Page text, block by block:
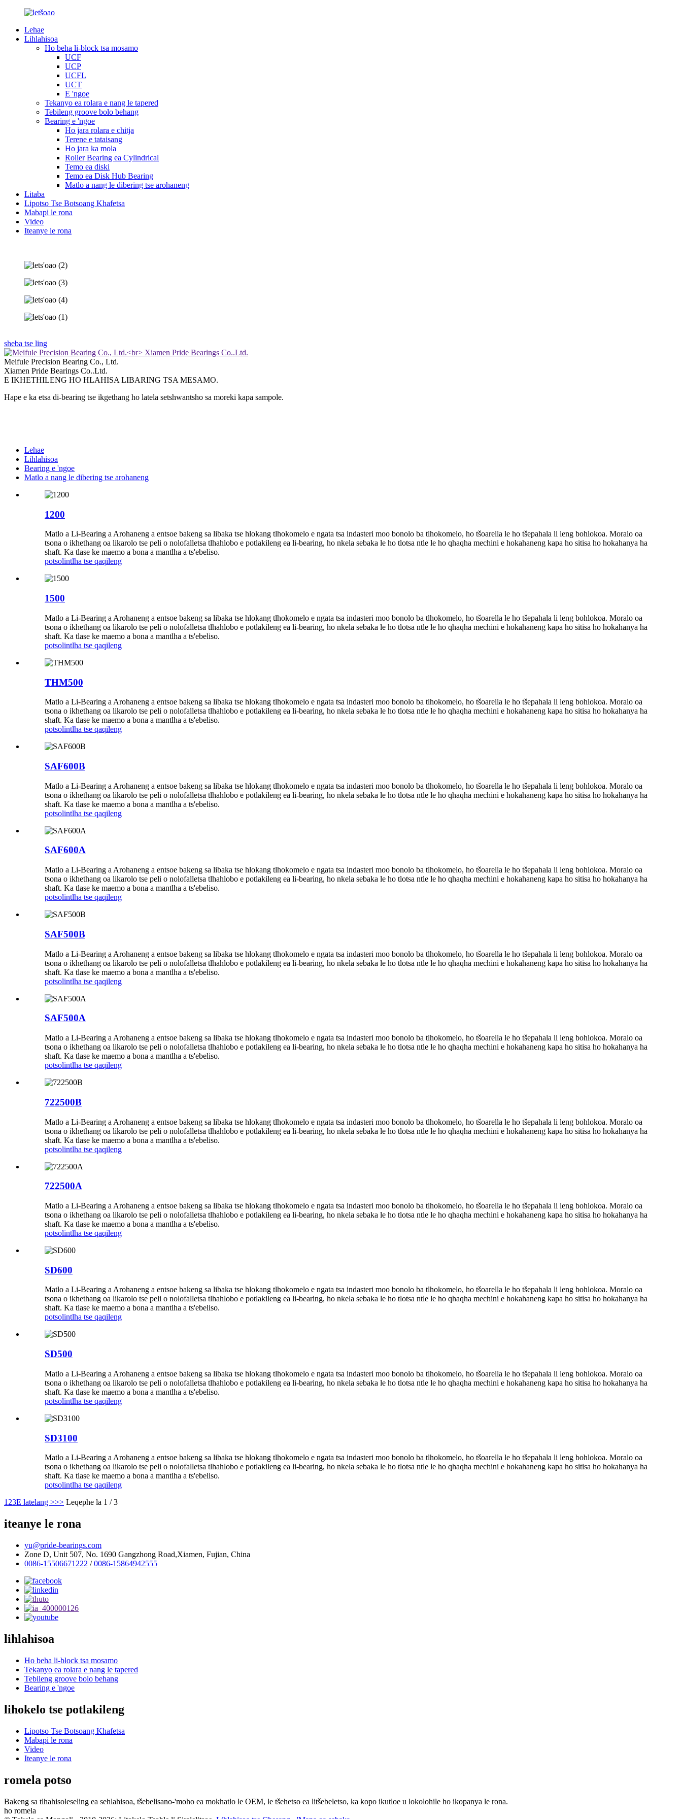
Lehae
Lihlahisoa
Ho beha li-block tsa mosamo
UCF
UCP
UCFL
UCT
E 'ngoe
Tekanyo ea rolara e nang le tapered
Tebileng groove bolo behang
Bearing e 'ngoe
Ho jara rolara e chitja
Terene e tataisang
Ho jara ka mola
Roller Bearing ea Cylindrical
Temo ea diski
Temo ea Disk Hub Bearing
Matlo a nang le dibering tse arohaneng
Litaba
Lipotso Tse Botsoang Khafetsa
Mabapi le rona
Video
Iteanye le rona
sheba tse ling
Meifule Precision Bearing Co., Ltd.
Xiamen Pride Bearings Co..Ltd.
E IKHETHILENG HO HLAHISA LIBARING TSA MESAMO.
Hape e ka etsa di-bearing tse ikgethang ho latela setshwantsho sa moreki kapa sampole.
Lehae
Lihlahisoa
Bearing e 'ngoe
Matlo a nang le dibering tse arohaneng
1200
Matlo a Li-Bearing a Arohaneng a entsoe bakeng sa libaka tse hlokang tlhokomelo e ngata tsa indasteri moo bonolo ba tlhokomelo, ho tšoarella le ho tšepahala li leng bohlokoa. Moralo oa
tsona o ikhethang oa likarolo tse peli o nolofalletsa tlhahlobo e potlakileng ea li-bearing, ho nkela sebaka le ho tlotsa ntle le ho qhaqha mechini e hokahaneng kapa ho sitisa ho hokahanya ha
shaft. Ka tlase ke maemo a bona a mantlha a ts'ebeliso.
potsolintlha tse qaqileng
1500
Matlo a Li-Bearing a Arohaneng a entsoe bakeng sa libaka tse hlokang tlhokomelo e ngata tsa indasteri moo bonolo ba tlhokomelo, ho tšoarella le ho tšepahala li leng bohlokoa. Moralo oa
tsona o ikhethang oa likarolo tse peli o nolofalletsa tlhahlobo e potlakileng ea li-bearing, ho nkela sebaka le ho tlotsa ntle le ho qhaqha mechini e hokahaneng kapa ho sitisa ho hokahanya ha
shaft. Ka tlase ke maemo a bona a mantlha a ts'ebeliso.
potsolintlha tse qaqileng
THM500
Matlo a Li-Bearing a Arohaneng a entsoe bakeng sa libaka tse hlokang tlhokomelo e ngata tsa indasteri moo bonolo ba tlhokomelo, ho tšoarella le ho tšepahala li leng bohlokoa. Moralo oa
tsona o ikhethang oa likarolo tse peli o nolofalletsa tlhahlobo e potlakileng ea li-bearing, ho nkela sebaka le ho tlotsa ntle le ho qhaqha mechini e hokahaneng kapa ho sitisa ho hokahanya ha
shaft. Ka tlase ke maemo a bona a mantlha a ts'ebeliso.
potsolintlha tse qaqileng
SAF600B
Matlo a Li-Bearing a Arohaneng a entsoe bakeng sa libaka tse hlokang tlhokomelo e ngata tsa indasteri moo bonolo ba tlhokomelo, ho tšoarella le ho tšepahala li leng bohlokoa. Moralo oa
tsona o ikhethang oa likarolo tse peli o nolofalletsa tlhahlobo e potlakileng ea li-bearing, ho nkela sebaka le ho tlotsa ntle le ho qhaqha mechini e hokahaneng kapa ho sitisa ho hokahanya ha
shaft. Ka tlase ke maemo a bona a mantlha a ts'ebeliso.
potsolintlha tse qaqileng
SAF600A
Matlo a Li-Bearing a Arohaneng a entsoe bakeng sa libaka tse hlokang tlhokomelo e ngata tsa indasteri moo bonolo ba tlhokomelo, ho tšoarella le ho tšepahala li leng bohlokoa. Moralo oa
tsona o ikhethang oa likarolo tse peli o nolofalletsa tlhahlobo e potlakileng ea li-bearing, ho nkela sebaka le ho tlotsa ntle le ho qhaqha mechini e hokahaneng kapa ho sitisa ho hokahanya ha
shaft. Ka tlase ke maemo a bona a mantlha a ts'ebeliso.
potsolintlha tse qaqileng
SAF500B
Matlo a Li-Bearing a Arohaneng a entsoe bakeng sa libaka tse hlokang tlhokomelo e ngata tsa indasteri moo bonolo ba tlhokomelo, ho tšoarella le ho tšepahala li leng bohlokoa. Moralo oa
tsona o ikhethang oa likarolo tse peli o nolofalletsa tlhahlobo e potlakileng ea li-bearing, ho nkela sebaka le ho tlotsa ntle le ho qhaqha mechini e hokahaneng kapa ho sitisa ho hokahanya ha
shaft. Ka tlase ke maemo a bona a mantlha a ts'ebeliso.
potsolintlha tse qaqileng
SAF500A
Matlo a Li-Bearing a Arohaneng a entsoe bakeng sa libaka tse hlokang tlhokomelo e ngata tsa indasteri moo bonolo ba tlhokomelo, ho tšoarella le ho tšepahala li leng bohlokoa. Moralo oa
tsona o ikhethang oa likarolo tse peli o nolofalletsa tlhahlobo e potlakileng ea li-bearing, ho nkela sebaka le ho tlotsa ntle le ho qhaqha mechini e hokahaneng kapa ho sitisa ho hokahanya ha
shaft. Ka tlase ke maemo a bona a mantlha a ts'ebeliso.
potsolintlha tse qaqileng
722500B
Matlo a Li-Bearing a Arohaneng a entsoe bakeng sa libaka tse hlokang tlhokomelo e ngata tsa indasteri moo bonolo ba tlhokomelo, ho tšoarella le ho tšepahala li leng bohlokoa. Moralo oa
tsona o ikhethang oa likarolo tse peli o nolofalletsa tlhahlobo e potlakileng ea li-bearing, ho nkela sebaka le ho tlotsa ntle le ho qhaqha mechini e hokahaneng kapa ho sitisa ho hokahanya ha
shaft. Ka tlase ke maemo a bona a mantlha a ts'ebeliso.
potsolintlha tse qaqileng
722500A
Matlo a Li-Bearing a Arohaneng a entsoe bakeng sa libaka tse hlokang tlhokomelo e ngata tsa indasteri moo bonolo ba tlhokomelo, ho tšoarella le ho tšepahala li leng bohlokoa. Moralo oa
tsona o ikhethang oa likarolo tse peli o nolofalletsa tlhahlobo e potlakileng ea li-bearing, ho nkela sebaka le ho tlotsa ntle le ho qhaqha mechini e hokahaneng kapa ho sitisa ho hokahanya ha
shaft. Ka tlase ke maemo a bona a mantlha a ts'ebeliso.
potsolintlha tse qaqileng
SD600
Matlo a Li-Bearing a Arohaneng a entsoe bakeng sa libaka tse hlokang tlhokomelo e ngata tsa indasteri moo bonolo ba tlhokomelo, ho tšoarella le ho tšepahala li leng bohlokoa. Moralo oa
tsona o ikhethang oa likarolo tse peli o nolofalletsa tlhahlobo e potlakileng ea li-bearing, ho nkela sebaka le ho tlotsa ntle le ho qhaqha mechini e hokahaneng kapa ho sitisa ho hokahanya ha
shaft. Ka tlase ke maemo a bona a mantlha a ts'ebeliso.
potsolintlha tse qaqileng
SD500
Matlo a Li-Bearing a Arohaneng a entsoe bakeng sa libaka tse hlokang tlhokomelo e ngata tsa indasteri moo bonolo ba tlhokomelo, ho tšoarella le ho tšepahala li leng bohlokoa. Moralo oa
tsona o ikhethang oa likarolo tse peli o nolofalletsa tlhahlobo e potlakileng ea li-bearing, ho nkela sebaka le ho tlotsa ntle le ho qhaqha mechini e hokahaneng kapa ho sitisa ho hokahanya ha
shaft. Ka tlase ke maemo a bona a mantlha a ts'ebeliso.
potsolintlha tse qaqileng
SD3100
Matlo a Li-Bearing a Arohaneng a entsoe bakeng sa libaka tse hlokang tlhokomelo e ngata tsa indasteri moo bonolo ba tlhokomelo, ho tšoarella le ho tšepahala li leng bohlokoa. Moralo oa
tsona o ikhethang oa likarolo tse peli o nolofalletsa tlhahlobo e potlakileng ea li-bearing, ho nkela sebaka le ho tlotsa ntle le ho qhaqha mechini e hokahaneng kapa ho sitisa ho hokahanya ha
shaft. Ka tlase ke maemo a bona a mantlha a ts'ebeliso.
potsolintlha tse qaqileng
1 23E latelang >>> Leqephe la 1 / 3
iteanye le rona
yu@pride-bearings.com
Zone D, Unit 507, No. 1690 Gangzhong Road,Xiamen, Fujian, China
0086-15506671222 /0086-15864942555
lihlahisoa
Ho beha li-block tsa mosamo
Tekanyo ea rolara e nang le tapered
Tebileng groove bolo behang
Bearing e 'ngoe
lihokelo tse potlakileng
Lipotso Tse Botsoang Khafetsa
Mabapi le rona
Video
Iteanye le rona
romela potso
Bakeng sa tlhahisoleseling ea sehlahisoa, tšebelisano-'moho ea mokhatlo le OEM, le tšehetso ea litšebeletso, ka kopo ikutloe u lokolohile ho ikopanya le rona.
ho romela